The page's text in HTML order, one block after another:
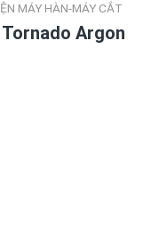
MÁY HÀN-MÁY CẮT
Argon